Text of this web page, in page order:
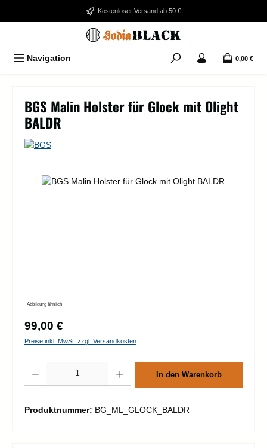
Zum Hauptinhalt springenKostenloser Versand ab 50 €
Navigation 0,00 €
BGS Malin Holster für Glock mit Olight
BALDR
Bildergalerie überspringen
Abbildung ähnlich
Regulärer Preis:
99,00 €
Preise inkl. MwSt. zzgl. Versandkosten
In den Warenkorb
Produktnummer: BG_ML_GLOCK_BALDR